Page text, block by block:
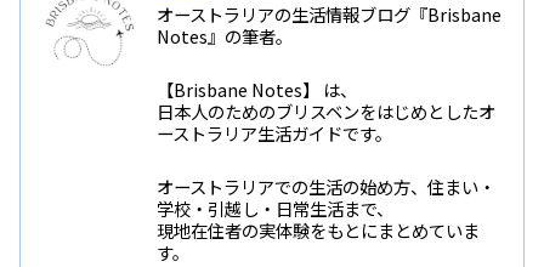
オーストラリアの生活情報ブログ『Brisbane
Notes』の筆者。
【Brisbane Notes】 は、
日本人のためのブリスベンをはじめとしたオ
ーストラリア生活ガイドです。
オーストラリアでの生活の始め方、住まい・
学校・引越し・日常生活まで、
現地在住者の実体験をもとにまとめていま
す。